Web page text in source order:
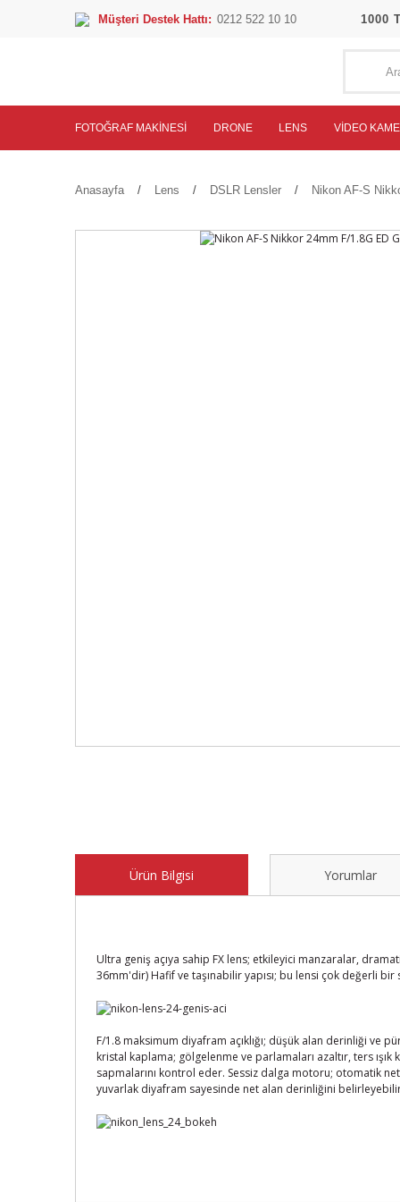
Müşteri Destek Hattı: 0212 522 10 10 1000
FOTOĞRAF MAKINESI DRONE LENS VIDEO
Anasayfa Lens DSLR Lensler Nikon AF-S
Ürün Bilgisi Yorumlar
Ultra geniş açıya sahip FX lens; etkileyici manzaralar,
36mm'dir) Hafif ve taşınabilir yapısı; bu lensi çok değerli bir
F/1.8 maksimum diyafram açıklığı; düşük alan derinliği ve
kristal kaplama; gölgelenme ve parlamaları azaltır, ters
sapmalarını kontrol eder. Sessiz dalga motoru; otomatik
yuvarlak diyafram sayesinde net alan derinliğini